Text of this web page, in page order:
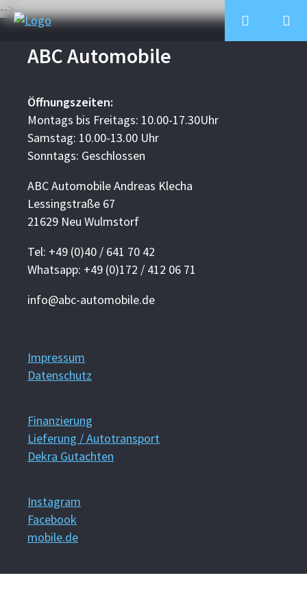
-->
ABC Automobile
Öffnungszeiten:
Montags bis Freitags: 10.00-17.30Uhr
Samstag: 10.00-13.00 Uhr
Sonntags: Geschlossen
ABC Automobile Andreas Klecha
Lessingstraße 67
21629 Neu Wulmstorf
Tel: +49 (0)40 / 641 70 42
Whatsapp: +49 (0)172 / 412 06 71
info@abc-automobile.de
Impressum
Datenschutz
Finanzierung
Lieferung / Autotransport
Dekra Gutachten
Instagram
Facebook
mobile.de